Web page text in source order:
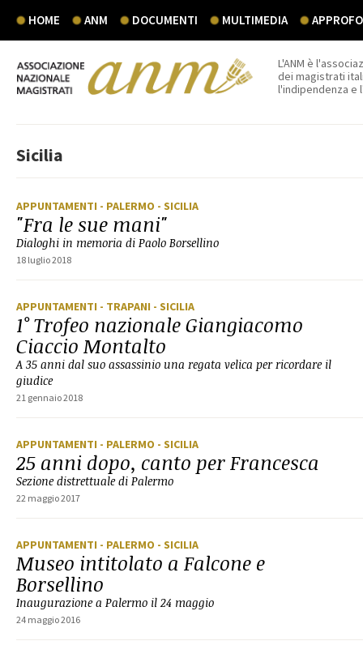
HOME ANM DOCUMENTI MULTIMEDIA
L'ANM è
dei magistrati
l'indipendenza e
Sicilia
APPUNTAMENTI - PALERMO - SICILIA
"Fra le sue mani"
Dialoghi in memoria di Paolo Borsellino
18 luglio 2018
APPUNTAMENTI - TRAPANI - SICILIA
1° Trofeo nazionale Giangiacomo
Ciaccio Montalto
A 35 anni dal suo assassinio una regata velica per ricordare il
giudice
21 gennaio 2018
APPUNTAMENTI - PALERMO - SICILIA
25 anni dopo, canto per Francesca
Sezione distrettuale di Palermo
22 maggio 2017
APPUNTAMENTI - PALERMO - SICILIA
Museo intitolato a Falcone e
Borsellino
Inaugurazione a Palermo il 24 maggio
24 maggio 2016